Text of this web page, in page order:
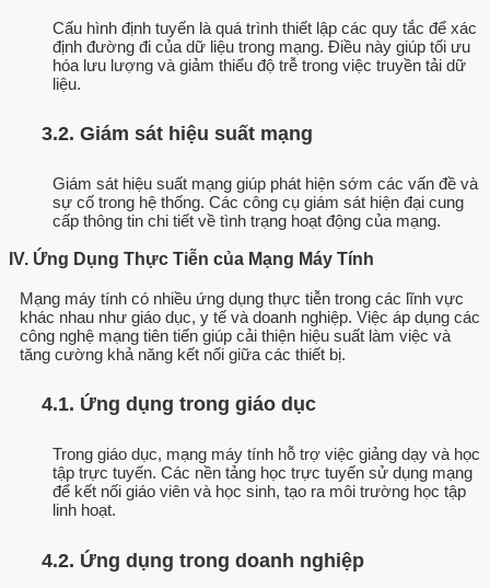
Cấu hình định tuyến là quá trình thiết lập các quy tắc để xác
định đường đi của dữ liệu trong mạng. Điều này giúp tối ưu
hóa lưu lượng và giảm thiểu độ trễ trong việc truyền tải dữ
liệu.
3.2. Giám sát hiệu suất mạng
Giám sát hiệu suất mạng giúp phát hiện sớm các vấn đề và
sự cố trong hệ thống. Các công cụ giám sát hiện đại cung
cấp thông tin chi tiết về tình trạng hoạt động của mạng.
IV. Ứng Dụng Thực Tiễn của Mạng Máy Tính
Mạng máy tính có nhiều ứng dụng thực tiễn trong các lĩnh vực
khác nhau như giáo dục, y tế và doanh nghiệp. Việc áp dụng các
công nghệ mạng tiên tiến giúp cải thiện hiệu suất làm việc và
tăng cường khả năng kết nối giữa các thiết bị.
4.1. Ứng dụng trong giáo dục
Trong giáo dục, mạng máy tính hỗ trợ việc giảng dạy và học
tập trực tuyến. Các nền tảng học trực tuyến sử dụng mạng
để kết nối giáo viên và học sinh, tạo ra môi trường học tập
linh hoạt.
4.2. Ứng dụng trong doanh nghiệp